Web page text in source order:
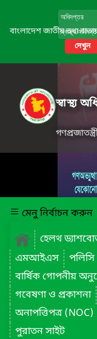
বাংলাদেশ জাতীয় তথ্য
দেখুন
স্বাস্থ্য
মেনু নির্বাচন করুন
হেলথ
এমআইএস
পলিসি
বার্ষিক গোপনীয়
গবেষণা ও প্রকাশনা
অনাপত্তিপত্র (NOC)
পুরাতন সাইট